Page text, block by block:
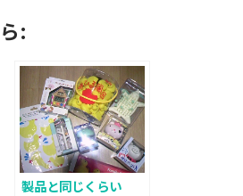
:
製品と同じくらい